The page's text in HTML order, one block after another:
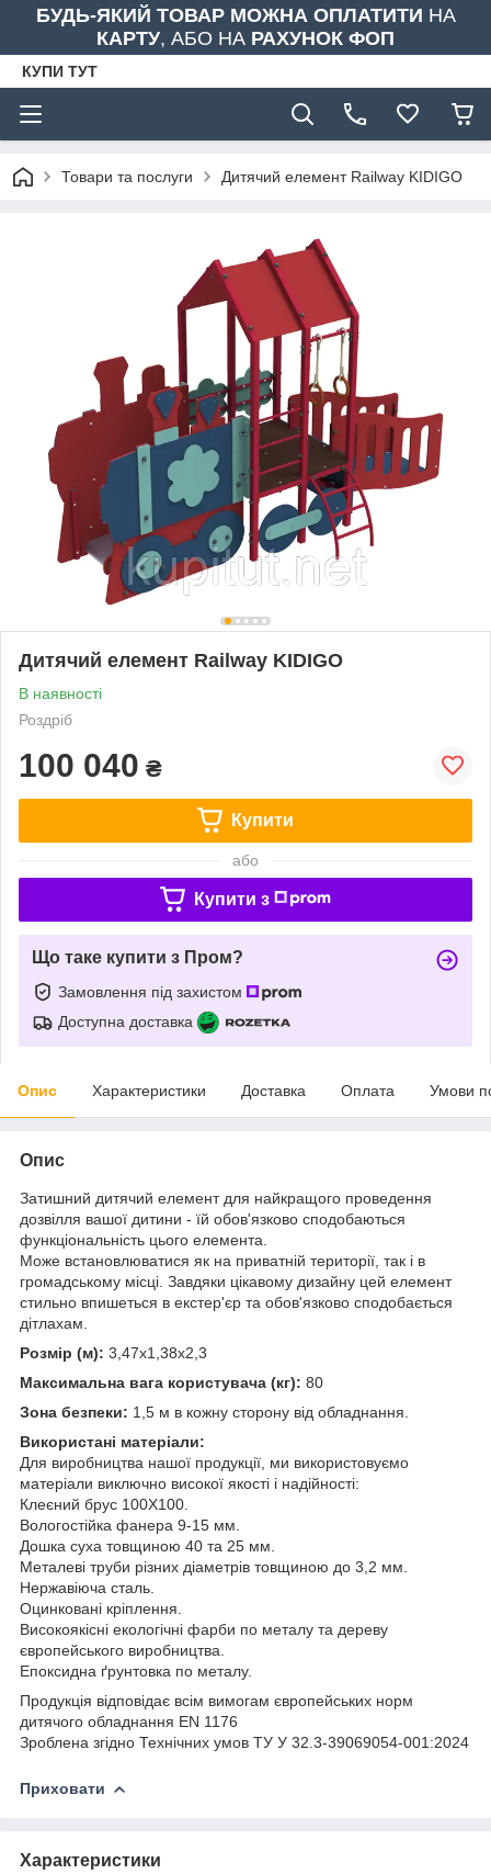
БУДЬ-ЯКИЙ ТОВАР МОЖНА ОПЛАТИТИ НА
КАРТУ, АБО НА РАХУНОК ФОП
КУПИ ТУТ
Товари та послуги Дитячий елемент Railway KIDIGO
Дитячий елемент Railway KIDIGO
В наявності
Роздріб
100 040 ₴
Купити
або
Купити з
Що таке купити з Пром?
Замовлення під захистом
Доступна доставка
Опис Характеристики Доставка Оплата Умови
Опис
Затишний дитячий елемент для найкращого проведення
дозвілля вашої дитини - їй обов'язково сподобаються
функціональність цього елемента.
Може встановлюватися як на приватній території, так і в
громадському місці. Завдяки цікавому дизайну цей елемент
стильно впишеться в екстер'єр та обов'язково сподобається
дітлахам.
Розмір (м): 3,47х1,38х2,3
Максимальна вага користувача (кг): 80
Зона безпеки: 1,5 м в кожну сторону від обладнання.
Використані матеріали:
Для виробництва нашої продукції, ми використовуємо
матеріали виключно високої якості і надійності:
Клеєний брус 100Х100.
Вологостійка фанера 9-15 мм.
Дошка суха товщиною 40 та 25 мм.
Металеві труби різних діаметрів товщиною до 3,2 мм.
Нержавіюча сталь.
Оцинковані кріплення.
Високоякісні екологічні фарби по металу та дереву
європейського виробництва.
Епоксидна ґрунтовка по металу.
Продукція відповідає всім вимогам європейських норм
дитячого обладнання EN 1176
Зроблена згідно Технічних умов ТУ У 32.3-39069054-001:2024
Приховати
Характеристики